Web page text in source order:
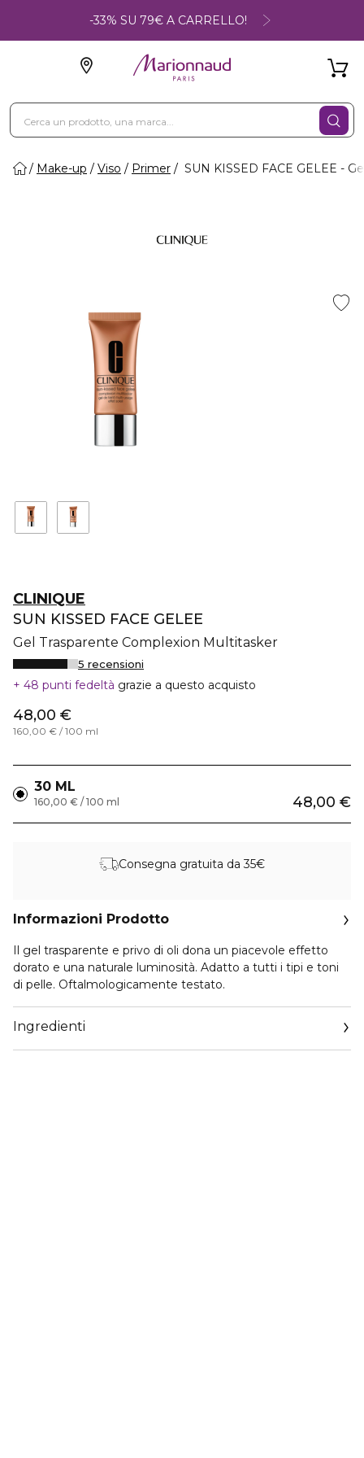
-33% SU 79€ A CARRELLO!
Make-up Viso Primer SUN KISSED FACE GELEE -
CLINIQUE
SUN KISSED FACE GELEE
Gel Trasparente Complexion Multitasker
5 recensioni
48 punti fedeltà grazie a questo acquisto
48,00 €
160,00 € / 100 ml
30 ML
48,00 €
160,00 € / 100 ml
Consegna gratuita da 35€
Informazioni Prodotto
Il gel trasparente e privo di oli dona un piacevole effetto
dorato e una naturale luminosità. Adatto a tutti i tipi e toni
di pelle. Oftalmologicamente testato.
Ingredienti